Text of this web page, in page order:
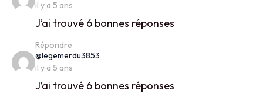
il y a 5 ans
J’ai trouvé 6 bonnes réponses
Répondre
@legemerdu3853
il y a 5 ans
J’ai trouvé 6 bonnes réponses